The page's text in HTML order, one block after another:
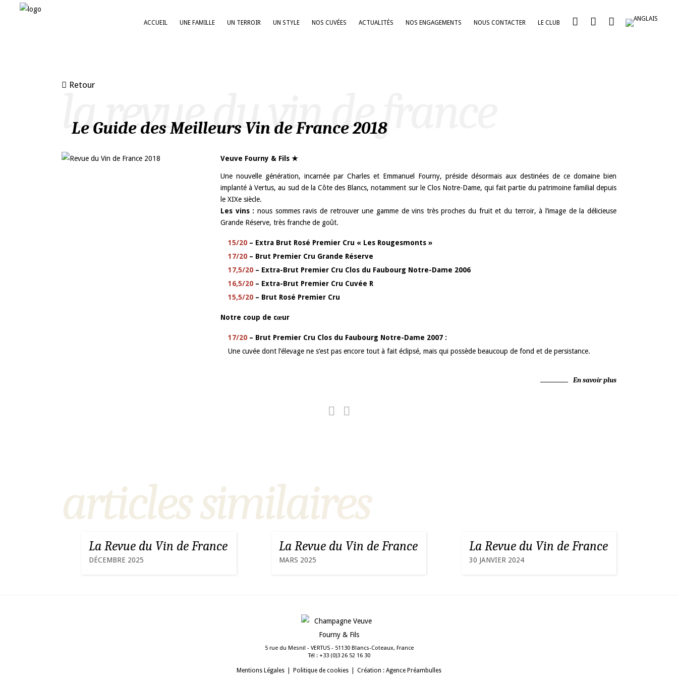
ACCUEIL UNE FAMILLE UN TERROIR UN STYLE NOS CUVÉES ACTUALITÉS NOS ENGAGEMENTS NOUS CONTACTER LE CLUB
Retour
la revue du vin de france
Le Guide des Meilleurs Vin de France 2018
Veuve Fourny & Fils ★
Une nouvelle génération, incarnée par Charles et Emmanuel Fourny, préside désormais aux destinées de ce domaine bien
implanté à Vertus, au sud de la Côte des Blancs, notamment sur le Clos Notre-Dame, qui fait partie du patrimoine familial depuis
le XIXe siècle.
Les vins : nous sommes ravis de retrouver une gamme de vins très proches du fruit et du terroir, à l’image de la délicieuse
Grande Réserve, très franche de goût.
15/20 – Extra Brut Rosé Premier Cru « Les Rougesmonts »
17/20 – Brut Premier Cru Grande Réserve
17,5/20 – Extra-Brut Premier Cru Clos du Faubourg Notre-Dame 2006
16,5/20 – Extra-Brut Premier Cru Cuvée R
15,5/20 – Brut Rosé Premier Cru
Notre coup de cœur
17/20 – Brut Premier Cru Clos du Faubourg Notre-Dame 2007 :
Une cuvée dont l’élevage ne s’est pas encore tout à fait éclipsé, mais qui possède beaucoup de fond et de persistance.
En savoir plus
articles similaires
La Revue du Vin de France
DÉCEMBRE 2025
La Revue du Vin de France
MARS 2025
La Revue du Vin de France
30 JANVIER 2024
5 rue du Mesnil - VERTUS - 51130 Blancs-Coteaux, France
Tél : 03 61 25 62 3(0) 33+
Mentions Légales Politique de cookies Création : Agence Préambulles